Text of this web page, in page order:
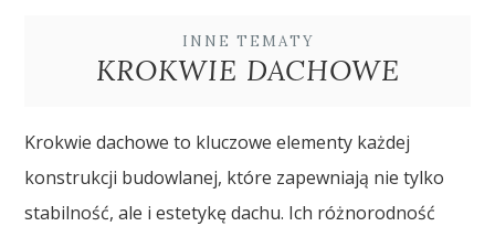
INNE TEMATY
KROKWIE DACHOWE
Krokwie dachowe to kluczowe elementy każdej
konstrukcji budowlanej, które zapewniają nie tylko
stabilność, ale i estetykę dachu. Ich różnorodność